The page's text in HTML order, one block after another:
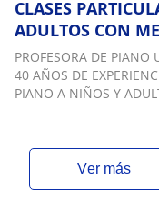
CLASES
ADULTOS CON
PROFESORA DE PIANO
40 AÑOS DE
PIANO A NIÑOS Y
ver más